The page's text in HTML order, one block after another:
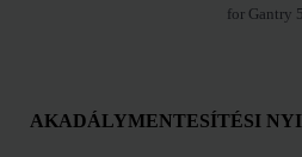
for Gantry 5.
AKADÁLYMENTESÍTÉSI